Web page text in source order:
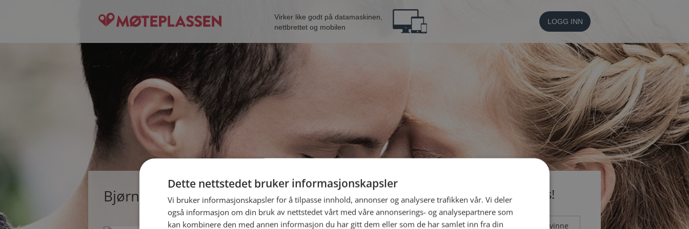
Virker like godt på datamaskinen,
nettbrettet og mobilen
LOGG INN
Bjørnar, single mann fra Gjesdal Bli medlem gratis!
Jeg er en: Mann Kvinne
Dette nettstedet bruker informasjonskapsler
Vi bruker informasjonskapsler for å tilpasse innhold, annonser og analysere trafikken vår. Vi deler
også informasjon om din bruk av nettstedet vårt med våre annonserings- og analysepartnere som
kan kombinere den med annen informasjon du har gitt dem eller som de har samlet inn fra din